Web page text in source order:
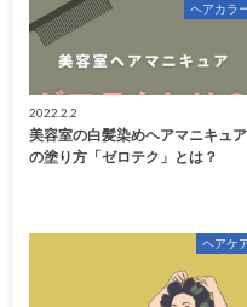
ヘアカラ
2022.2.2
美容室の白髪染めヘアマニキュア
の塗り方「ゼロテク」とは？
ヘアケ